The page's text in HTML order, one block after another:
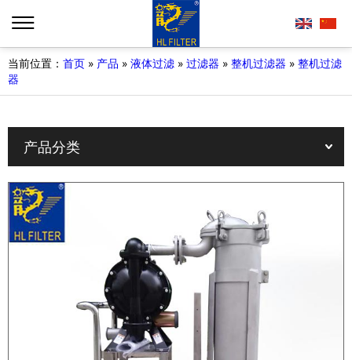
当前位置： 首页 » 产品 » 液体过滤 » 过滤器 » 整机过滤器 » 整机过滤
器
产品分类